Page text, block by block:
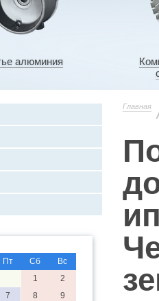
алюминия
Пт Сб
Вс
1
2
7 8
9
Главная